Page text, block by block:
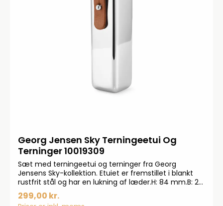
Georg Jensen Sky Terningeetui Og
Terninger 10019309
Sæt med terningeetui og terninger fra Georg
Jensens Sky-kollektion. Etuiet er fremstillet i blankt
rustfrit stål og har en lukning af læder.H: 84 mm.B: 20
mm.D: 32 mm.
299,00 kr.